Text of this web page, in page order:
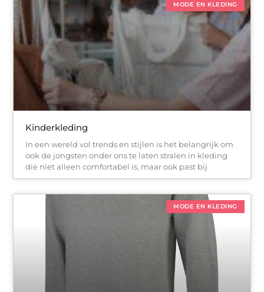
MODE EN KLEDING
Kinderkleding
In een wereld vol trends en stijlen is het belangrijk om
ook de jongsten onder ons te laten stralen in kleding
die niet alleen comfortabel is, maar ook past bij
MODE EN KLEDING